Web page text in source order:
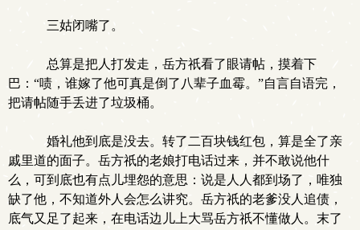
三姑闭嘴了。
总算是把人打发走，岳方祇看了眼请帖，摸着下
巴：“啧，谁嫁了他可真是倒了八辈子血霉。”自言自语完，
把请帖随手丢进了垃圾桶。
婚礼他到底是没去。转了二百块钱红包，算是全了亲
戚里道的面子。岳方祇的老娘打电话过来，并不敢说他什
么，可到底也有点儿埋怨的意思：说是人人都到场了，唯独
缺了他，不知道外人会怎么讲究。岳方祇的老爹没人追债，
底气又足了起来，在电话边儿上大骂岳方祇不懂做人。末了